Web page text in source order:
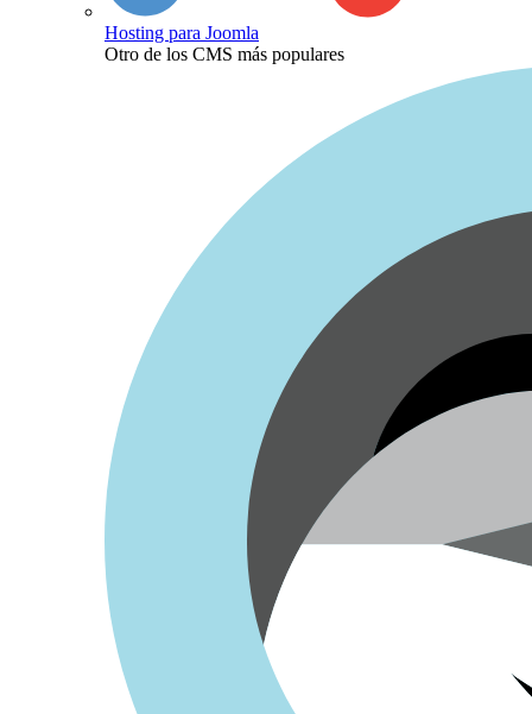
Hosting para Joomla
Otro de los CMS más populares